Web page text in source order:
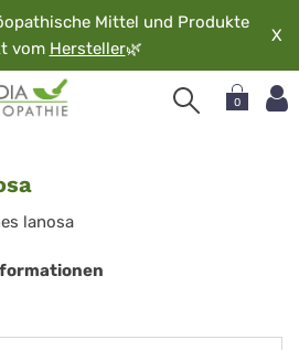
Mittel und Produkte
vom Hersteller🌿
X
0
lanosa